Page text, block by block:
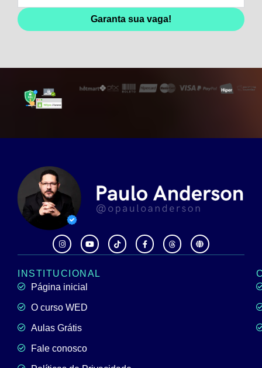
Garanta sua vaga!
INSTITUCIONAL
Página inicial
O curso WED
Aulas Grátis
Fale conosco